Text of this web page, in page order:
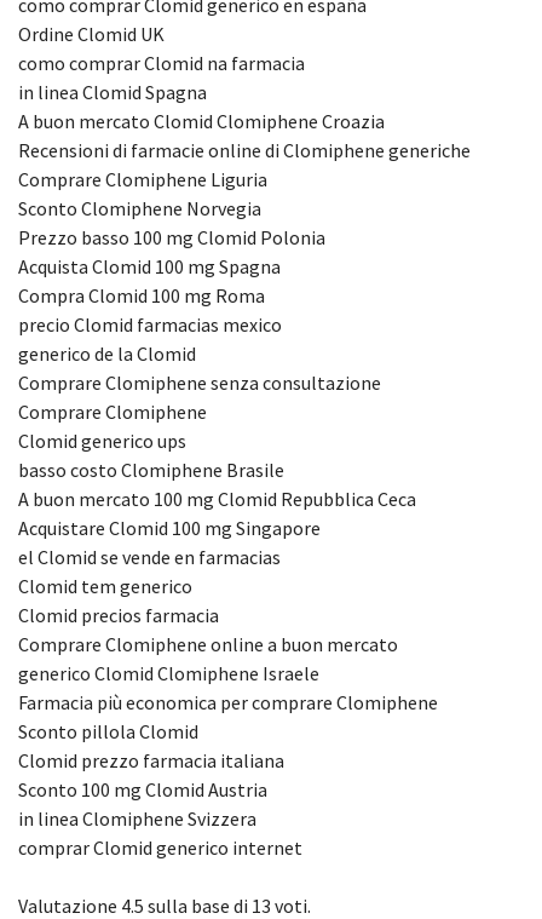
Ordine Clomid UK
como comprar Clomid na farmacia
in linea Clomid Spagna
A buon mercato Clomid Clomiphene Croazia
Recensioni di farmacie online di Clomiphene generiche
Comprare Clomiphene Liguria
Sconto Clomiphene Norvegia
Prezzo basso 100 mg Clomid Polonia
Acquista Clomid 100 mg Spagna
Compra Clomid 100 mg Roma
precio Clomid farmacias mexico
generico de la Clomid
Comprare Clomiphene senza consultazione
Comprare Clomiphene
Clomid generico ups
basso costo Clomiphene Brasile
A buon mercato 100 mg Clomid Repubblica Ceca
Acquistare Clomid 100 mg Singapore
el Clomid se vende en farmacias
Clomid tem generico
Clomid precios farmacia
Comprare Clomiphene online a buon mercato
generico Clomid Clomiphene Israele
Farmacia più economica per comprare Clomiphene
Sconto pillola Clomid
Clomid prezzo farmacia italiana
Sconto 100 mg Clomid Austria
in linea Clomiphene Svizzera
comprar Clomid generico internet
Valutazione 4.5 sulla base di 13 voti.